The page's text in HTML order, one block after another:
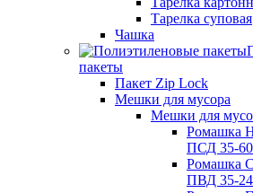
Тарелка суповая
Чашка
пакеты
Пакет Zip Lock
Мешки для мусора
Мешки для
Ромашка
ПСД 35-
Ромашка
ПВД 35-